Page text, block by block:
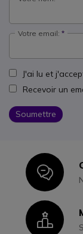
Votre email:
J'ai lu et
Recevoir un
Soumettre